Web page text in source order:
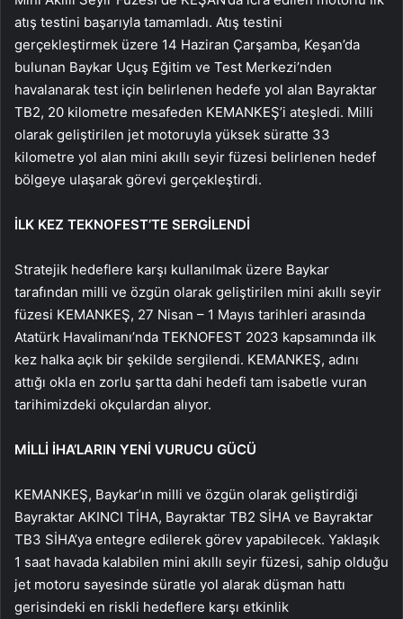
atış testini başarıyla tamamladı. Atış testini
gerçekleştirmek üzere 14 Haziran Çarşamba, Keşan’da
bulunan Baykar Uçuş Eğitim ve Test Merkezi’nden
havalanarak test için belirlenen hedefe yol alan Bayraktar
TB2, 20 kilometre mesafeden KEMANKEŞ’i ateşledi. Milli
olarak geliştirilen jet motoruyla yüksek süratte 33
kilometre yol alan mini akıllı seyir füzesi belirlenen hedef
bölgeye ulaşarak görevi gerçekleştirdi.
İLK KEZ TEKNOFEST’TE SERGİLENDİ
Stratejik hedeflere karşı kullanılmak üzere Baykar
tarafından milli ve özgün olarak geliştirilen mini akıllı seyir
füzesi KEMANKEŞ, 27 Nisan – 1 Mayıs tarihleri arasında
Atatürk Havalimanı’nda TEKNOFEST 2023 kapsamında ilk
kez halka açık bir şekilde sergilendi. KEMANKEŞ, adını
attığı okla en zorlu şartta dahi hedefi tam isabetle vuran
tarihimizdeki okçulardan alıyor.
MİLLİ İHA’LARIN YENİ VURUCU GÜCÜ
KEMANKEŞ, Baykar’ın milli ve özgün olarak geliştirdiği
Bayraktar AKINCI TİHA, Bayraktar TB2 SİHA ve Bayraktar
TB3 SİHA’ya entegre edilerek görev yapabilecek. Yaklaşık
1 saat havada kalabilen mini akıllı seyir füzesi, sahip olduğu
jet motoru sayesinde süratle yol alarak düşman hattı
gerisindeki en riskli hedeflere karşı etkinlik